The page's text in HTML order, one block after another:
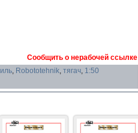
Сообщить о нерабочей ссылке
, Robototehnik, тягач, 1:50